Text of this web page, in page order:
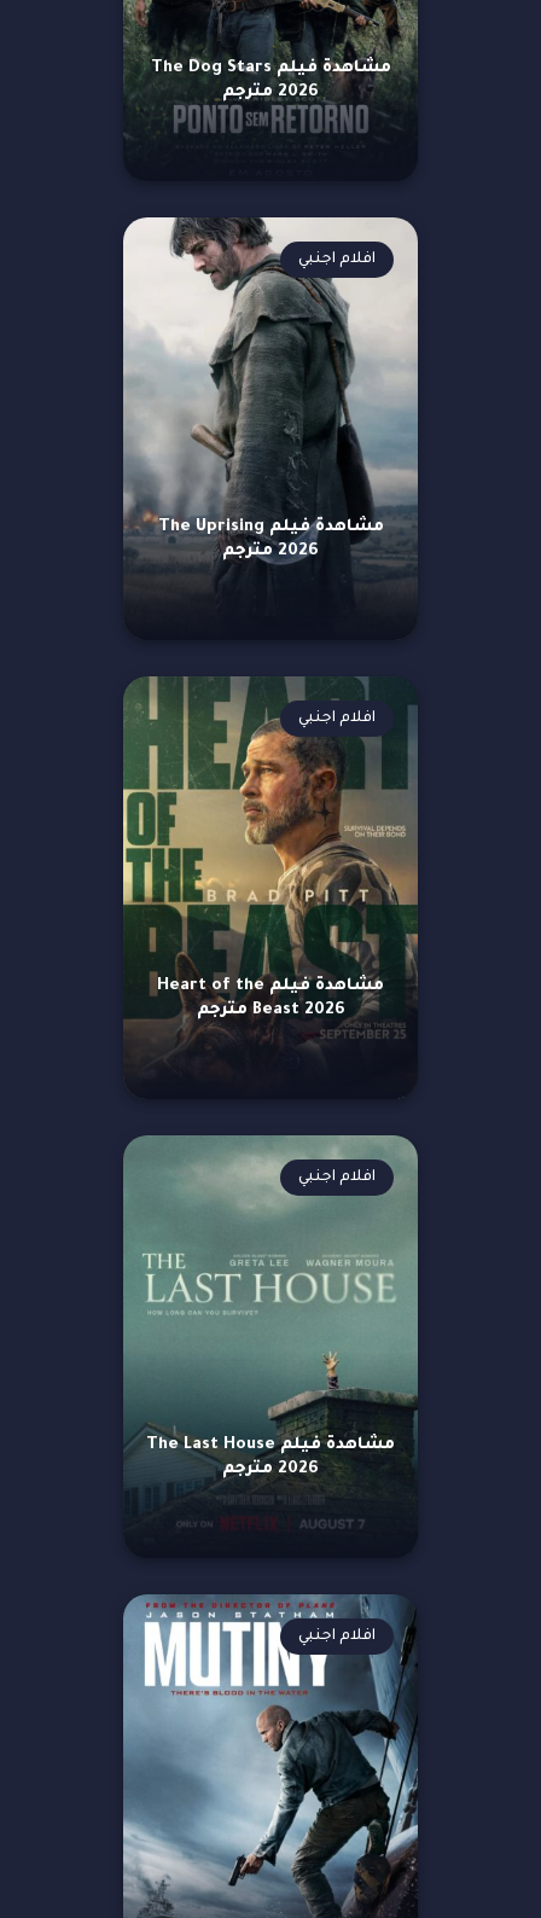
مشاهدة فيلم The Dog Stars
2026 مترجم
مشاهدة فيلم The Uprising
2026 مترجم
افلام اجنبي
مشاهدة فيلم Heart of the
Beast 2026 مترجم
افلام اجنبي
مشاهدة فيلم The Last House
2026 مترجم
افلام اجنبي
افلام اجنبي